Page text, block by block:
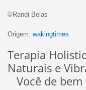
©Randi Belas
Origem: wakingtimes
Terapia
Naturais e
Você de bem